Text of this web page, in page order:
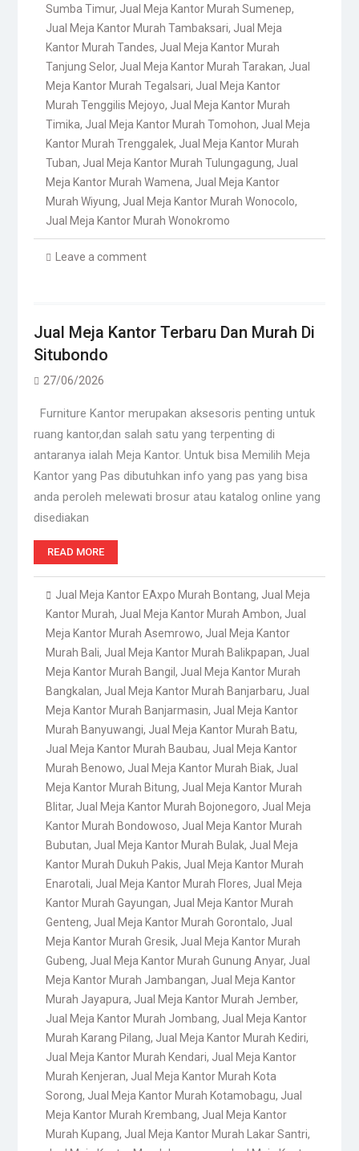
Sumba Timur, Jual Meja Kantor Murah Sumenep,
Jual Meja Kantor Murah Tambaksari, Jual Meja
Kantor Murah Tandes, Jual Meja Kantor Murah
Tanjung Selor, Jual Meja Kantor Murah Tarakan, Jual
Meja Kantor Murah Tegalsari, Jual Meja Kantor
Murah Tenggilis Mejoyo, Jual Meja Kantor Murah
Timika, Jual Meja Kantor Murah Tomohon, Jual Meja
Kantor Murah Trenggalek, Jual Meja Kantor Murah
Tuban, Jual Meja Kantor Murah Tulungagung, Jual
Meja Kantor Murah Wamena, Jual Meja Kantor
Murah Wiyung, Jual Meja Kantor Murah Wonocolo,
Jual Meja Kantor Murah Wonokromo
Leave a comment
Jual Meja Kantor Terbaru Dan Murah Di
Situbondo
27/06/2026
Furniture Kantor merupakan aksesoris penting untuk
ruang kantor,dan salah satu yang terpenting di
antaranya ialah Meja Kantor. Untuk bisa Memilih Meja
Kantor yang Pas dibutuhkan info yang pas yang bisa
anda peroleh melewati brosur atau katalog online yang
disediakan
READ MORE
Jual Meja Kantor EAxpo Murah Bontang, Jual Meja
Kantor Murah, Jual Meja Kantor Murah Ambon, Jual
Meja Kantor Murah Asemrowo, Jual Meja Kantor
Murah Bali, Jual Meja Kantor Murah Balikpapan, Jual
Meja Kantor Murah Bangil , Jual Meja Kantor Murah
Bangkalan, Jual Meja Kantor Murah Banjarbaru, Jual
Meja Kantor Murah Banjarmasin, Jual Meja Kantor
Murah Banyuwangi, Jual Meja Kantor Murah Batu,
Jual Meja Kantor Murah Baubau, Jual Meja Kantor
Murah Benowo, Jual Meja Kantor Murah Biak, Jual
Meja Kantor Murah Bitung, Jual Meja Kantor Murah
Blitar, Jual Meja Kantor Murah Bojonegoro, Jual Meja
Kantor Murah Bondowoso, Jual Meja Kantor Murah
Bubutan, Jual Meja Kantor Murah Bulak, Jual Meja
Kantor Murah Dukuh Pakis, Jual Meja Kantor Murah
Enarotali, Jual Meja Kantor Murah Flores, Jual Meja
Kantor Murah Gayungan, Jual Meja Kantor Murah
Genteng, Jual Meja Kantor Murah Gorontalo, Jual
Meja Kantor Murah Gresik, Jual Meja Kantor Murah
Gubeng, Jual Meja Kantor Murah Gunung Anyar, Jual
Meja Kantor Murah Jambangan, Jual Meja Kantor
Murah Jayapura, Jual Meja Kantor Murah Jember,
Jual Meja Kantor Murah Jombang, Jual Meja Kantor
Murah Karang Pilang, Jual Meja Kantor Murah Kediri,
Jual Meja Kantor Murah Kendari, Jual Meja Kantor
Murah Kenjeran, Jual Meja Kantor Murah Kota
Sorong, Jual Meja Kantor Murah Kotamobagu, Jual
Meja Kantor Murah Krembang, Jual Meja Kantor
Murah Kupang, Jual Meja Kantor Murah Lakar Santri,